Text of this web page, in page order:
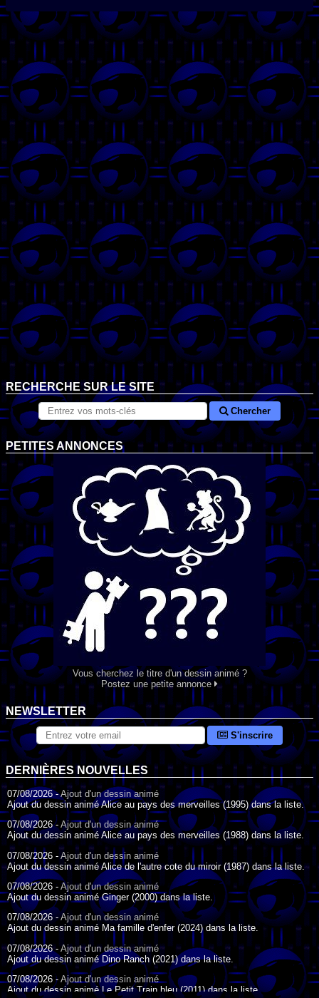
RECHERCHE SUR LE SITE
Chercher
PETITES ANNONCES
Vous cherchez le titre d'un dessin animé ?
Postez une petite annonce
NEWSLETTER
S'inscrire
DERNIÈRES NOUVELLES
07/08/2026 -Ajout d'un dessin animé
Ajout du dessin animé Alice au pays des merveilles (1995) dans la liste.
07/08/2026 - Ajout d'un dessin animé
Ajout du dessin animé Alice au pays des merveilles (1988) dans la liste.
07/08/2026 - Ajout d'un dessin animé
Ajout du dessin animé Alice de l'autre cote du miroir (1987) dans la liste.
07/08/2026 - Ajout d'un dessin animé
Ajout du dessin animé Ginger (2000) dans la liste.
07/08/2026 -Ajout d'un dessin animé
Ajout du dessin animé Ma famille d'enfer (2024) dans la liste.
07/08/2026 -Ajout d'un dessin animé
Ajout du dessin animé Dino Ranch (2021) dans la liste.
07/08/2026 - Ajout d'un dessin animé
Ajout du dessin animé Le Petit Train bleu (2011) dans la liste.